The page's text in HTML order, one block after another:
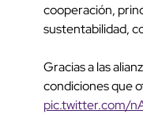
cooperación,
sustentabilidad,
Gracias a las
condiciones que
pic.twitter.com/